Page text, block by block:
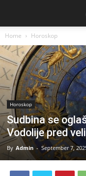
Home Horoskop
Horoskop
Sudbina se
Vodolije pred
By Admin - September 7,